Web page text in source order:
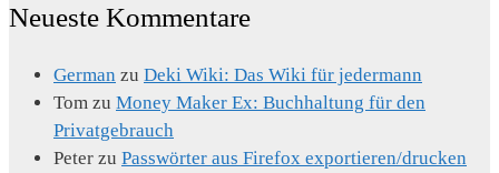
Neueste Kommentare
German zu Deki Wiki: Das Wiki für jedermann
Tom zu Money Maker Ex: Buchhaltung für den
Privatgebrauch
Peter zu Passwörter aus Firefox exportieren/drucken